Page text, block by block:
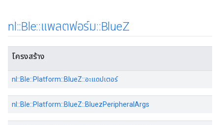
nl ::Ble::แพลตฟอร์ม::BlueZ
โครงสร้าง
nl::Ble::Platform::BlueZ::อะแดปเตอร์
nl::Ble::Platform::BlueZ::BluezPeripheralArgs